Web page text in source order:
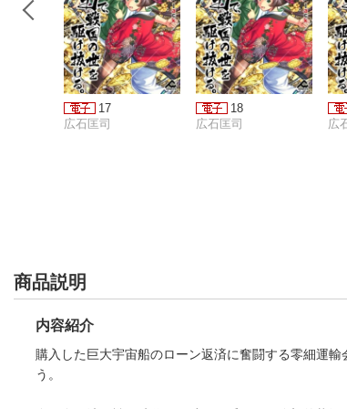
17
広石匡司
18
広石匡司
広
商品説明
内容紹介
購入した巨大宇宙船のローン返済に奮闘する零細運
う。